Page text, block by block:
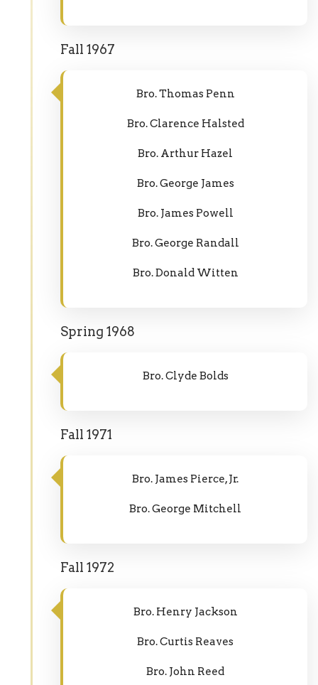
Fall 1967
Bro. Thomas Penn
Bro. Clarence Halsted
Bro. Arthur Hazel
Bro. George James
Bro. James Powell
Bro. George Randall
Bro. Donald Witten
Spring 1968
Bro. Clyde Bolds
Fall 1971
Bro. James Pierce, Jr.
Bro. George Mitchell
Fall 1972
Bro. Henry Jackson
Bro. Curtis Reaves
Bro. John Reed